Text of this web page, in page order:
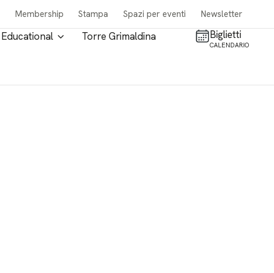
Membership Stampa Spazi per eventi Newsletter
Educational Torre Grimaldina Biglietti
CALENDARIO